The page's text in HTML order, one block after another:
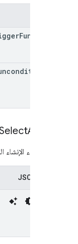
Function
Action
إعداد إجراء